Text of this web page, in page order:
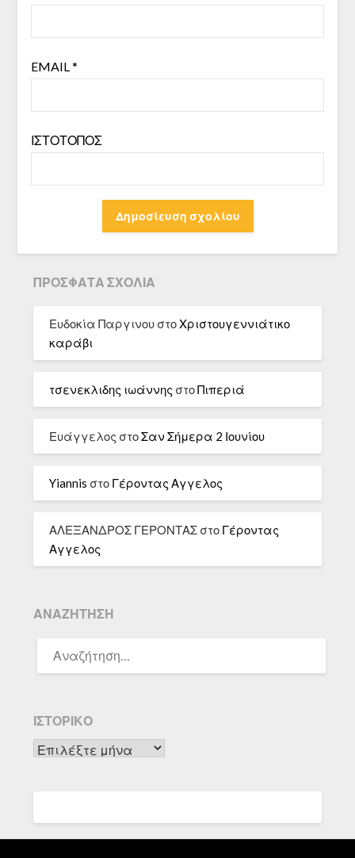
EMAIL*
ΙΣΤΌΤΟΠΟΣ
ΠΡΌΣΦΑΤΑ ΣΧΌΛΙΑ
Ευδοκία Παργινου στοΧριστουγεννιάτικο
καράβι
τσενεκλιδης ιωάννης στοΠιπεριά
Ευάγγελος στοΣαν Σήμερα 2 Ιουνίου
Yiannis στο Γέροντας Αγγελος
ΑΛΕΞΑΝΔΡΟΣ ΓΕΡΟΝΤΑΣ στο Γέροντας
Αγγελος
ΑΝΑΖΉΤΗΣΗ
ΓΙΑ:
ΙΣΤΟΡΙΚΌ
Ιστορικό